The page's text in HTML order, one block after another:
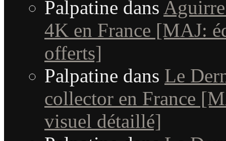
Palpatine dans
4K en France [MAJ:
offerts]
Palpatine dans Le
collector en France
visuel détaillé]